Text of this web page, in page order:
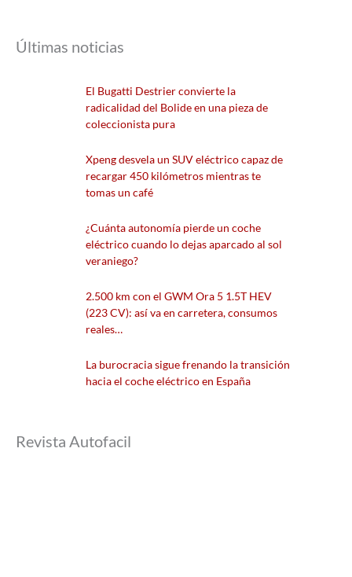
Últimas noticias
El Bugatti Destrier convierte la
radicalidad del Bolide en una pieza de
coleccionista pura
Xpeng desvela un SUV eléctrico capaz de
recargar 450 kilómetros mientras te
tomas un café
¿Cuánta autonomía pierde un coche
eléctrico cuando lo dejas aparcado al sol
veraniego?
2.500 km con el GWM Ora 5 1.5T HEV
(223 CV): así va en carretera, consumos
reales…
La burocracia sigue frenando la transición
hacia el coche eléctrico en España
Revista Autofacil